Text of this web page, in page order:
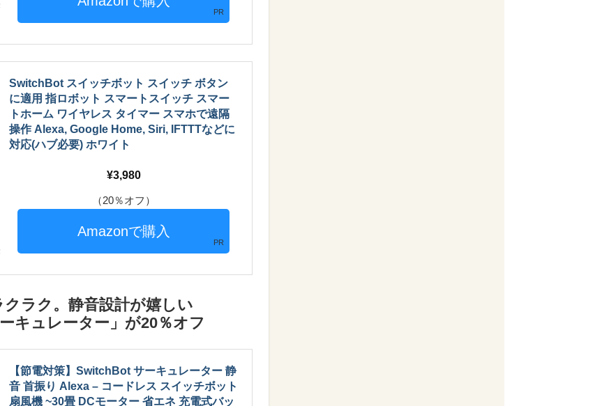
PR
SwitchBot スイッチボット スイッチ ボタン
に適用 指ロボット スマートスイッチ スマー
トホーム ワイヤレス タイマー スマホで遠隔
操作 Alexa, Google Home, Siri, IFTTTなどに
対応(ハブ必要) ホワイト
3,980
（20％オフ）
PR
ラク。静音設計が嬉しい
キュレーター」が20％オフ
【節電対策】SwitchBot サーキュレーター 静
音 首振り Alexa – コードレス スイッチボット
扇風機 ~30畳 DCモーター 省エネ 充電式バッ